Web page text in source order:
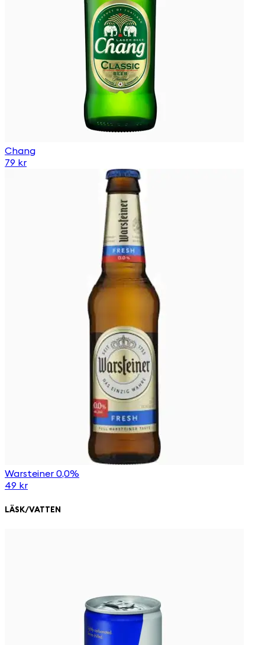
Chang
79 kr
Warsteiner 0,0%
49 kr
LÄSK/VATTEN